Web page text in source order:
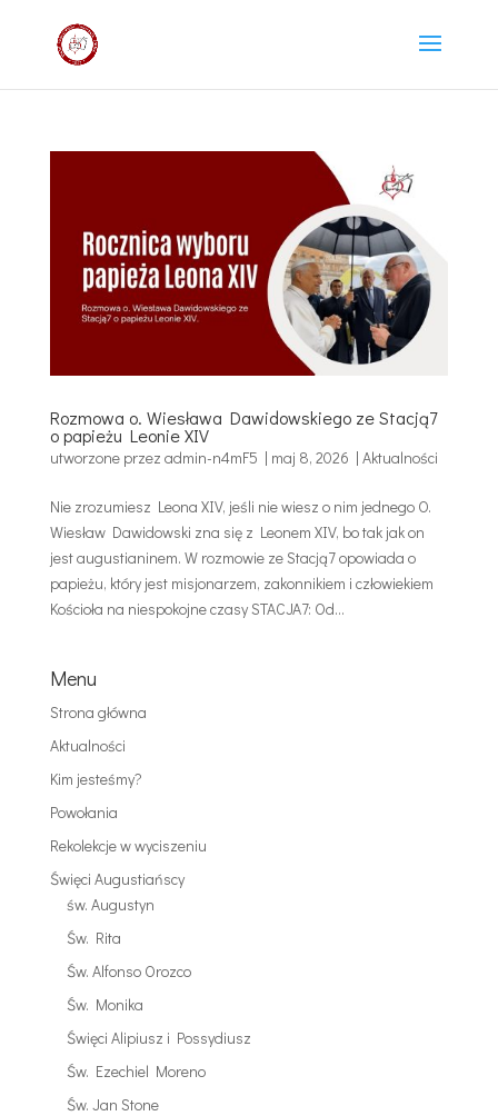
Rozmowa o. Wiesława Dawidowskiego ze Stacją7
o papieżu Leonie XIV
utworzone przez admin-n4mF5 | maj 8, 2026 | Aktualności
Nie zrozumiesz Leona XIV, jeśli nie wiesz o nim jednego O.
Wiesław Dawidowski zna się z Leonem XIV, bo tak jak on
jest augustianinem. W rozmowie ze Stacją7 opowiada o
papieżu, który jest misjonarzem, zakonnikiem i człowiekiem
Kościoła na niespokojne czasy STACJA7: Od...
Menu
Strona główna
Aktualności
Kim jesteśmy?
Powołania
Rekolekcje w wyciszeniu
Święci Augustiańscy
św. Augustyn
Św. Rita
Św. Alfonso Orozco
Św. Monika
Święci Alipiusz i Possydiusz
Św. Ezechiel Moreno
Św. Jan Stone